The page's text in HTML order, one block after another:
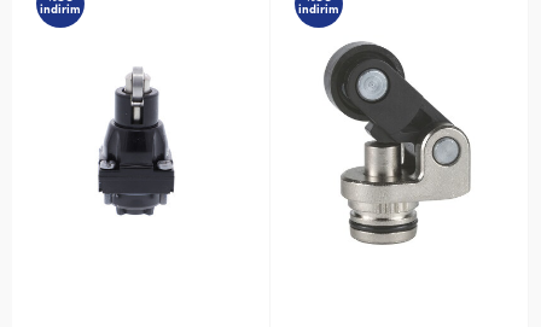
indirim indirim